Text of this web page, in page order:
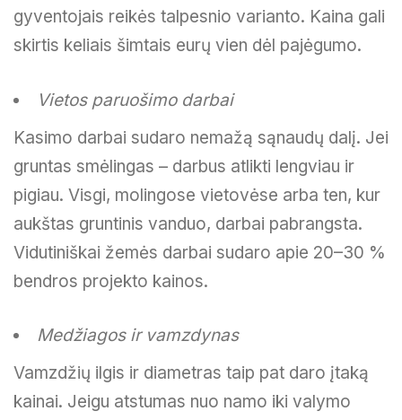
gyventojais reikės talpesnio varianto. Kaina gali
skirtis keliais šimtais eurų vien dėl pajėgumo.
Vietos paruošimo darbai
Kasimo darbai sudaro nemažą sąnaudų dalį. Jei
gruntas smėlingas – darbus atlikti lengviau ir
pigiau. Visgi, molingose vietovėse arba ten, kur
aukštas gruntinis vanduo, darbai pabrangsta.
Vidutiniškai žemės darbai sudaro apie 20–30 %
bendros projekto kainos.
Medžiagos ir vamzdynas
Vamzdžių ilgis ir diametras taip pat daro įtaką
kainai. Jeigu atstumas nuo namo iki valymo